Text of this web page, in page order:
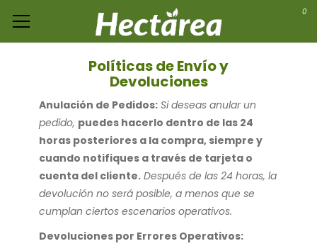
0
Políticas de Envío y
Devoluciones
Anulación de Pedidos: Si deseas anular un
pedido, puedes hacerlo dentro de las 24
horas posteriores a la compra, siempre y
cuando notifiques a través de tarjeta o
cuenta del cliente. Después de las 24 horas, la
devolución no será posible, a menos que se
cumplan ciertos escenarios operativos.
Devoluciones por Errores Operativos: